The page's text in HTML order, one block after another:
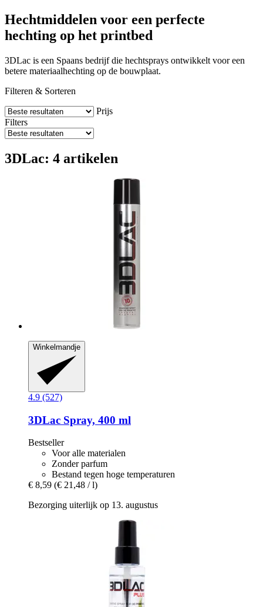
Hechtmiddelen voor een perfecte
hechting op het printbed
3DLac is een Spaans bedrijf die hechtsprays ontwikkelt voor een
betere materiaalhechting op de bouwplaat.
Filteren & Sorteren
Prijs
Filters
3DLac: 4 artikelen
Winkelmandje
4.9 (527)
3DLac Spray, 400 ml
Bestseller
Voor alle materialen
Zonder parfum
Bestand tegen hoge temperaturen
€ 8,59 (€ 21,48 / l)
Bezorging uiterlijk op 13. augustus